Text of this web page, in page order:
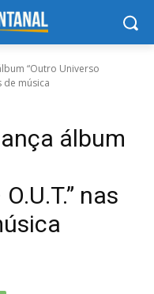
“Outro Universo
de música
álbum
nas